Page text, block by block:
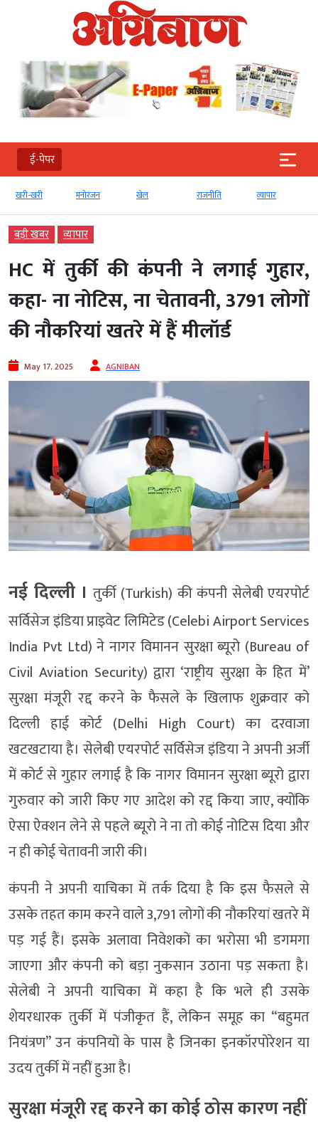
ई-पेपर
मनोरंजन खेल व्‍यापार
बड़ी खबर व्‍यापार
HC में तुर्की की कंपनी ने लगाई गुहार,
कहा- ना नोटिस, ना चेतावनी, 3791 लोगों
की नौकरियां खतरे में हैं मीलॉर्ड
May 17, 2025 AGNIBAN
नई दिल्‍ली । तुर्की (Turkish) की कंपनी सेलेबी एयरपोर्ट
सर्विसेज इंडिया प्राइवेट लिमिटेड (Celebi Airport Services
India Pvt Ltd) ने नागर विमानन सुरक्षा ब्यूरो (Bureau of
Civil Aviation Security) द्वारा ‘राष्ट्रीय सुरक्षा के हित में’
सुरक्षा मंजूरी रद्द करने के फैसले के खिलाफ शुक्रवार को
दिल्ली हाई कोर्ट (Delhi High Court) का दरवाजा
खटखटाया है। सेलेबी एयरपोर्ट सर्विसेज इंडिया ने अपनी अर्जी
में कोर्ट से गुहार लगाई है कि नागर विमानन सुरक्षा ब्यूरो द्वारा
गुरुवार को जारी किए गए आदेश को रद्द किया जाए, क्योंकि
ऐसा ऐक्शन लेने से पहले ब्यूरो ने ना तो कोई नोटिस दिया और
न ही कोई चेतावनी जारी की।
कंपनी ने अपनी याचिका में तर्क दिया है कि इस फैसले से
उसके तहत काम करने वाले 3,791 लोगों की नौकरियां खतरे में
पड़ गई हैं। इसके अलावा निवेशकों का भरोसा भी डगमगा
जाएगा और कंपनी को बड़ा नुकसान उठाना पड़ सकता है।
सेलेबी ने अपनी याचिका में कहा है कि भले ही उसके
शेयरधारक तुर्की में पंजीकृत हैं, लेकिन समूह का “बहुमत
नियंत्रण” उन कंपनियों के पास है जिनका इनकॉरपोरेशन या
उदय तुर्की में नहीं हुआ है।
सुरक्षा मंजूरी रद्द करने का कोई ठोस कारण नहीं